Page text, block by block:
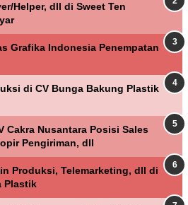
Helper, dll di Sweet Ten
Grafika Indonesia Penempatan
di CV Bunga Bakung Plastik
Cakra Nusantara Posisi Sales
Pengiriman, dll
Produksi, Telemarketing, dll di
Plastik